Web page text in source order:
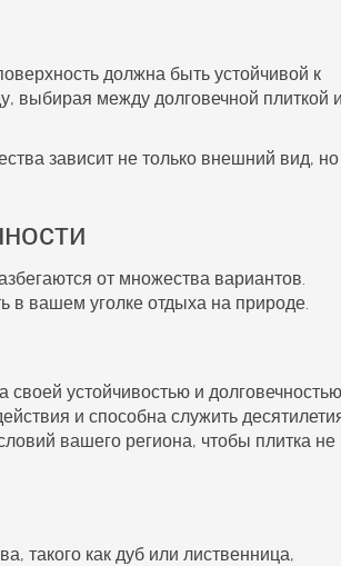
должна быть устойчивой к
выбирая между долговечной плиткой и
зависит не только внешний вид,
от множества вариантов.
в вашем уголке отдыха на природе.
устойчивостью и долговечностью.
и способна служить
вашего региона, чтобы плитка не
такого как дуб или лиственница,